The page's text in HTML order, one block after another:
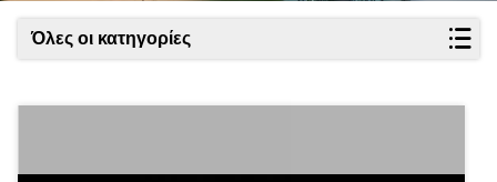
Όλες οι κατηγορίες